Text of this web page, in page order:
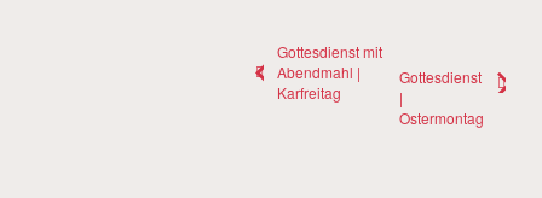
Gottesdienst mit
Abendmahl |
Karfreitag
Gottesdienst
|
Ostermontag